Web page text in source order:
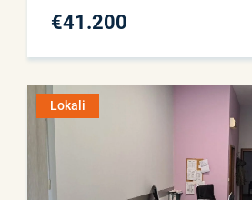
€41.200
Lokali